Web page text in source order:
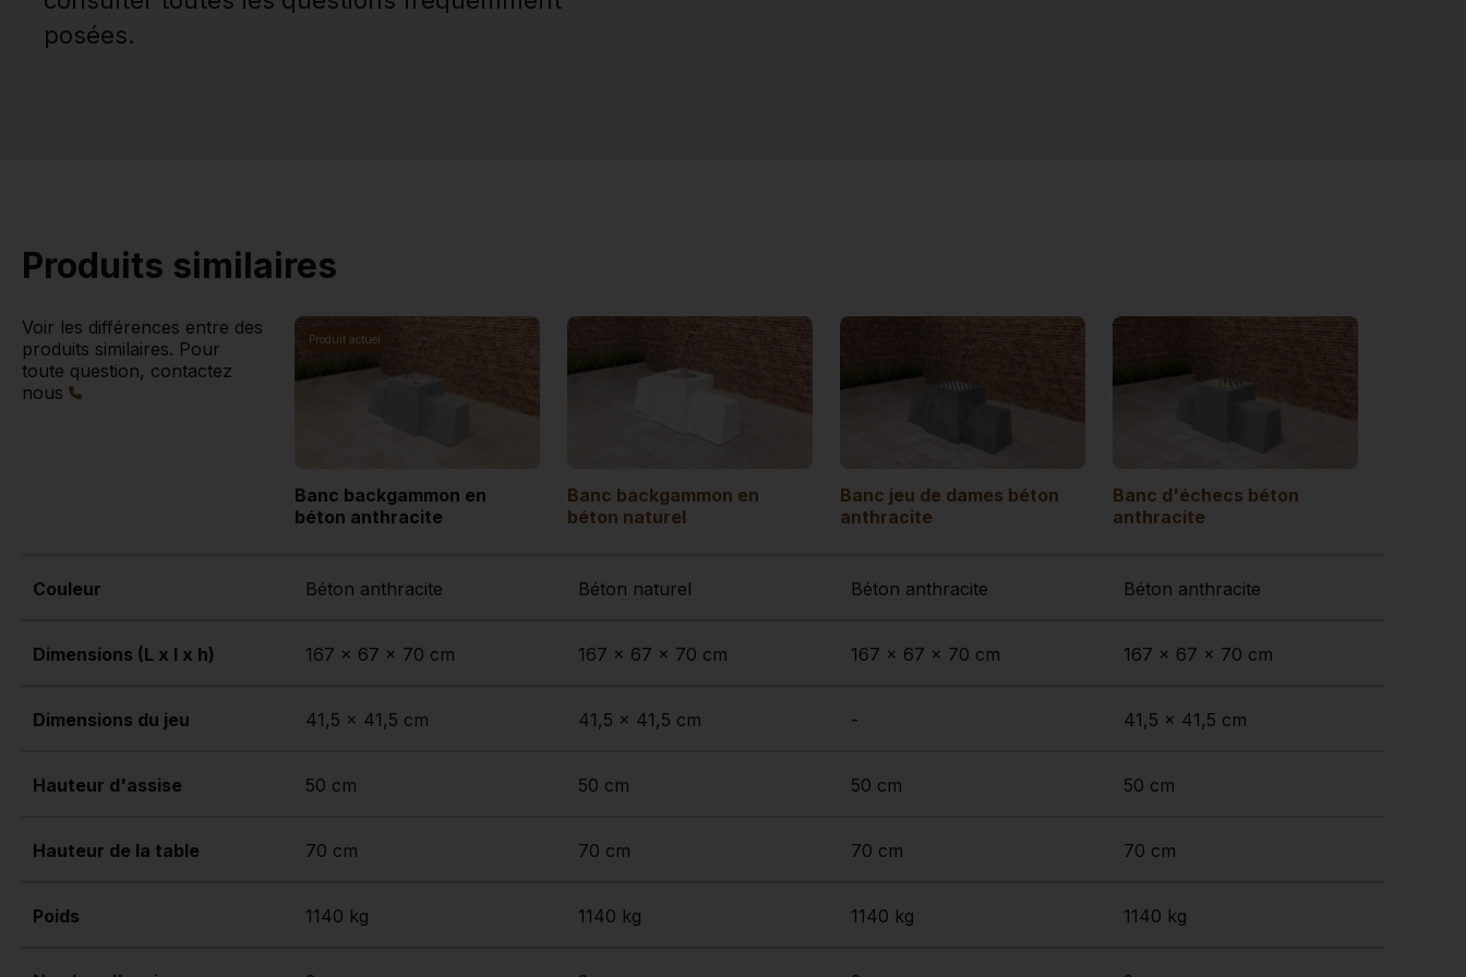
posées.
Produits similaires
Voir les différences entre des
produits similaires. Pour
toute question, contactez
nous
Produit actuel
Banc backgammon en
béton anthracite
Banc backgammon en
béton naturel
Banc jeu de dames béton
anthracite
Banc d'échecs béton
anthracite
Couleur
Dimensions (L x l x h)
Dimensions du jeu
Hauteur d'assise
Hauteur de la table
Poids
Béton anthracite
167 x 67 x 70 cm
41,5 x 41,5 cm
50 cm
70 cm
1140 kg
Béton naturel
167 x 67 x 70 cm
41,5 x 41,5 cm
50 cm
70 cm
1140 kg
Béton anthracite
167 x 67 x 70 cm
-
50 cm
70 cm
1140 kg
Béton anthracite
167 x 67 x 70 cm
41,5 x 41,5 cm
50 cm
70 cm
1140 kg